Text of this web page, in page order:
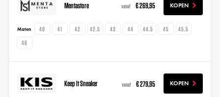
Mentastore vanaf € 269,95 KOPEN
Maten 40 41 42 42.5 43 44 44.5 45
45.5
46
Keep It Sneaker vanaf € 279,95 KOPEN